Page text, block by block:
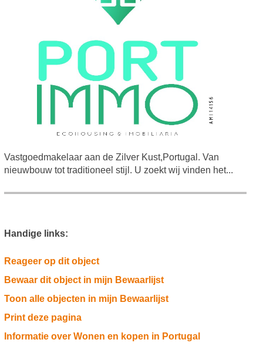
Vastgoedmakelaar aan de Zilver Kust,Portugal. Van
nieuwbouw tot traditioneel stijl. U zoekt wij vinden het...
Handige links:
Reageer op dit object
Bewaar dit object in mijn Bewaarlijst
Toon alle objecten in mijn Bewaarlijst
Print deze pagina
Informatie over Wonen en kopen in Portugal